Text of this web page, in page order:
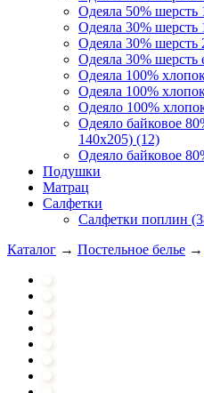
Одеяла 50% шерсть
Одеяла 30% шерсть
Одеяла 30% шерсть
Одеяла 30% шерсть
Одеяла 100%
Одеяла 100%
Одеяло 100%
Одеяло байковое
140х205) (12)
Одеяло байковое
Подушки
Матрац
Салфетки
Салфетки поплин
Каталог → Постельное белье →